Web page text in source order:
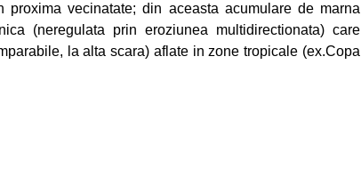
vecinatate; din aceasta acumulare de marna
(neregulata prin eroziunea multidirectionata) care
la alta scara) aflate in zone tropicale (ex.Copa